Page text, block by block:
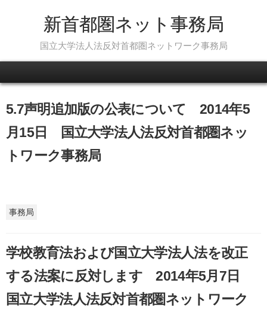
新首都圏ネット事務局
国立大学法人法反対首都圏ネットワーク事務局
5.7声明追加版の公表について 2014年5
月15日 国立大学法人法反対首都圏ネッ
トワーク事務局
事務局
学校教育法および国立大学法人法を改正
する法案に反対します 2014年5月7日
国立大学法人法反対首都圏ネットワーク